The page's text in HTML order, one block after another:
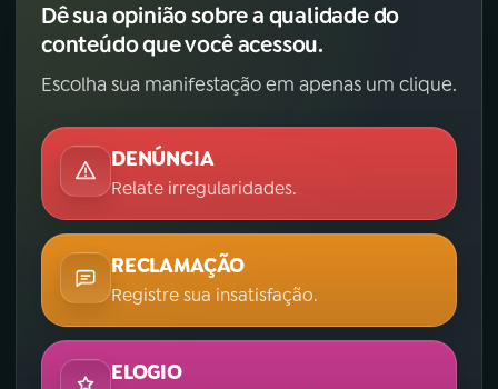
Dê sua opinião sobre a qualidade do
conteúdo que você acessou.
Escolha sua manifestação em apenas um clique.
DENÚNCIA
Relate irregularidades.
RECLAMAÇÃO
Registre sua insatisfação.
ELOGIO